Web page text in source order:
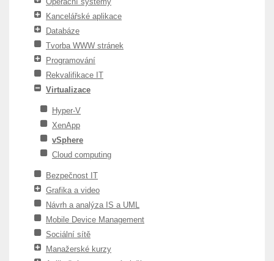
Kancelářské aplikace
Databáze
Tvorba WWW stránek
Programování
Rekvalifikace IT
Virtualizace
Hyper-V
XenApp
vSphere
Cloud computing
Bezpečnost IT
Grafika a video
Návrh a analýza IS a UML
Mobile Device Management
Sociální sítě
Manažerské kurzy